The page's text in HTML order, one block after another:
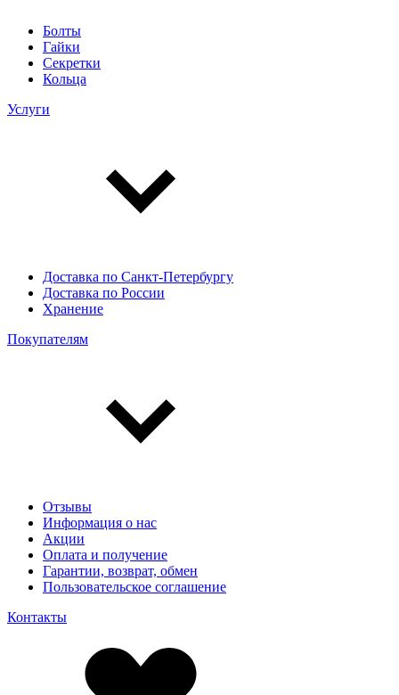
Болты
Гайки
Секретки
Кольца
Услуги
Доставка по Санкт-Петербургу
Доставка по России
Хранение
Покупателям
Отзывы
Информация о нас
Акции
Оплата и получение
Гарантии, возврат, обмен
Пользовательское соглашение
Контакты